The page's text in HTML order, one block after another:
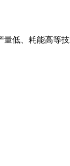
低、耗能高等